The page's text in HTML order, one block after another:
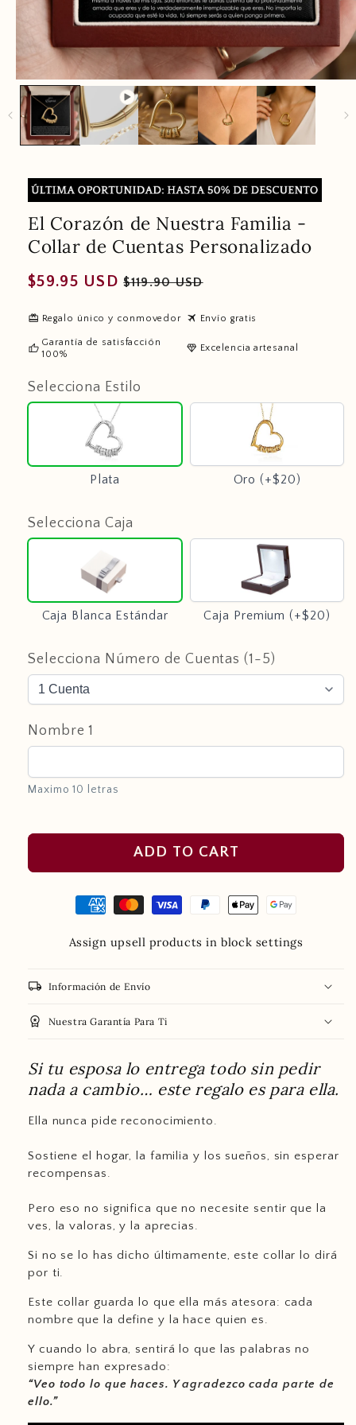
El Corazón de Nuestra Familia -
Collar de Cuentas Personalizado
Regular
$59.95 USD Sale
$119.90 USD
redeem Regalo único y conmovedor travel Envío gratis
thumb_up Garantía de satisfacción
100%
diamond Excelencia artesanal
Selecciona Estilo
Plata
Plata
Oro (+$20)
Oro
(+$20)
Selecciona Caja
Caja Blanca Estándar
Blanca
Estándar
Caja Premium (+$20)
Caja
Premium
(+$20)
Selecciona Número de Cuentas (1-5)
Nombre 1
Maximo 10 letras
ADD TO CART
Assign upsell products in block settings
local_shipping Información de Envío
support@ziella.co
workspace_premium Nuestra Garantía Para Ti
Si tu esposa lo entrega todo sin pedir
nada a cambio… este regalo es para ella.
Ella nunca pide reconocimiento.
Sostiene el hogar, la familia y los sueños, sin esperar
recompensas.
Pero eso no significa que no necesite sentir que la
ves, la valoras, y la aprecias.
Si no se lo has dicho últimamente, este collar lo dirá
por ti.
Este collar guarda lo que ella más atesora: cada
nombre que la define y la hace quien es.
Y cuando lo abra, sentirá lo que las palabras no
siempre han expresado:
“Veo todo lo que haces. Y agradezco cada parte de
ello.”